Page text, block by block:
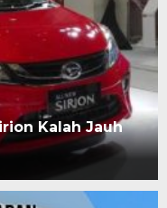
Kalah Jauh